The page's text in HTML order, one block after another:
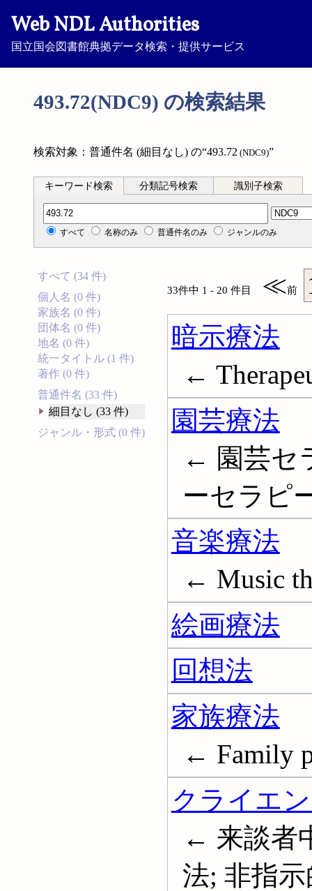
Web NDL Authorities
国立国会図書館典拠データ検索・提供サービス
493.72(NDC9) の検索結果
検索対象：普通件名 (細目なし) の“493.72 (NDC9)”
キーワード検索 分類記号検索 識別子検索
分類記号検索
すべて 名称のみ 普通件名のみ ジャンルのみ
すべて (34 件)
個人名 (0 件)
家族名 (0 件)
団体名 (0 件)
地名 (0 件)
統一タイトル (1 件)
著作 (0 件)
普通件名 (33 件)
細目なし (33 件)
ジャンル・形式 (0 件)
33件中 1 - 20 件目 ≪前
暗示療法
←
園芸療法
← 園芸セ
ーセラピ
音楽療法
← Music
絵画療法
回想法
家族療法
← Family
クライエ
← 来談者
法; 非指